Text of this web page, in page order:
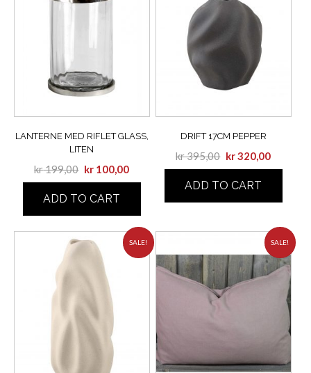
LANTERNE MED RIFLET GLASS,
LITEN
kr199,00 kr 100,00
ADD TO CART
DRIFT 17CM PEPPER
kr395,00 kr320,00
ADD TO CART
SALE! SALE!